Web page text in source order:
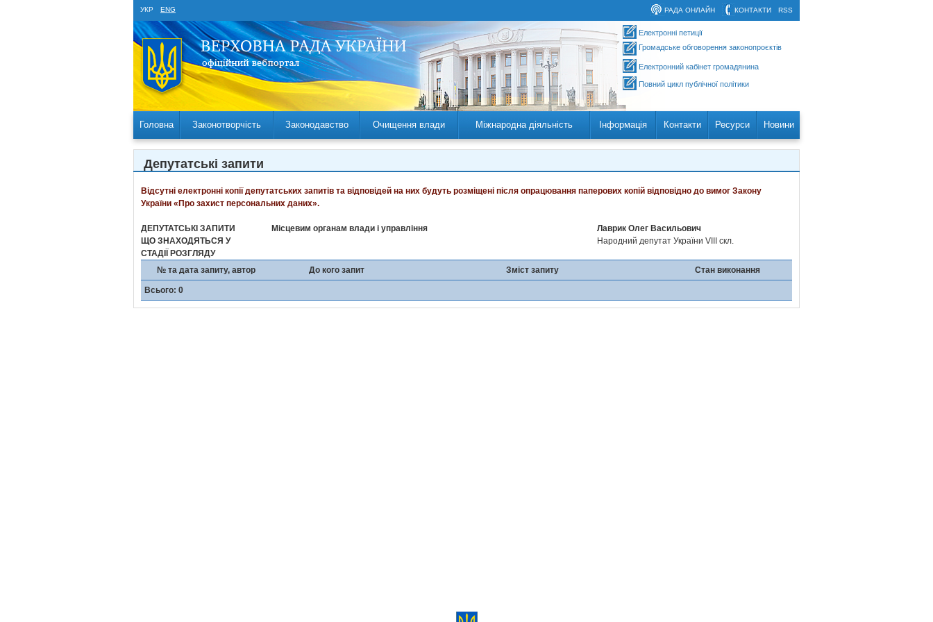
УКР ENG RSS
КОНТАКТИ
РАДА ОНЛАЙН
Електронні петиції
Громадське обговорення законопроєктів
Електронний кабінет громадянина
Повний цикл публічної політики
Головна Законотворчість Законодавство Очищення влади Міжнародна діяльність Інформація Контакти Ресурси Новини
Депутатські запити
Відсутні електронні копії депутатських запитів та відповідей на них будуть розміщені після опрацювання паперових копій відповідно до вимог Закону
України «Про захист персональних даних».
ДЕПУТАТСЬКІ ЗАПИТИ
ЩО ЗНАХОДЯТЬСЯ У
СТАДІЇ РОЗГЛЯДУ
Місцевим органам влади і управління
Лаврик Олег Васильович
Народний депутат України VIII скл.
№ та дата запиту, автор До кого запит Зміст запиту Стан виконання
Всього: 0